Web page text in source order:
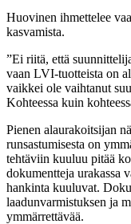
Huovinen ihmettelee
kasvamista.
”Ei riitä, että
vaan LVI-tuotteista on
vaikkei ole vaihtanut
Kohteessa kuin
Pienen alaurakoitsijan
runsastumisesta on
tehtäviin kuuluu pitää
dokumentteja urakassa
hankinta kuuluvat.
laadunvarmistuksen ja
ymmärrettävää.